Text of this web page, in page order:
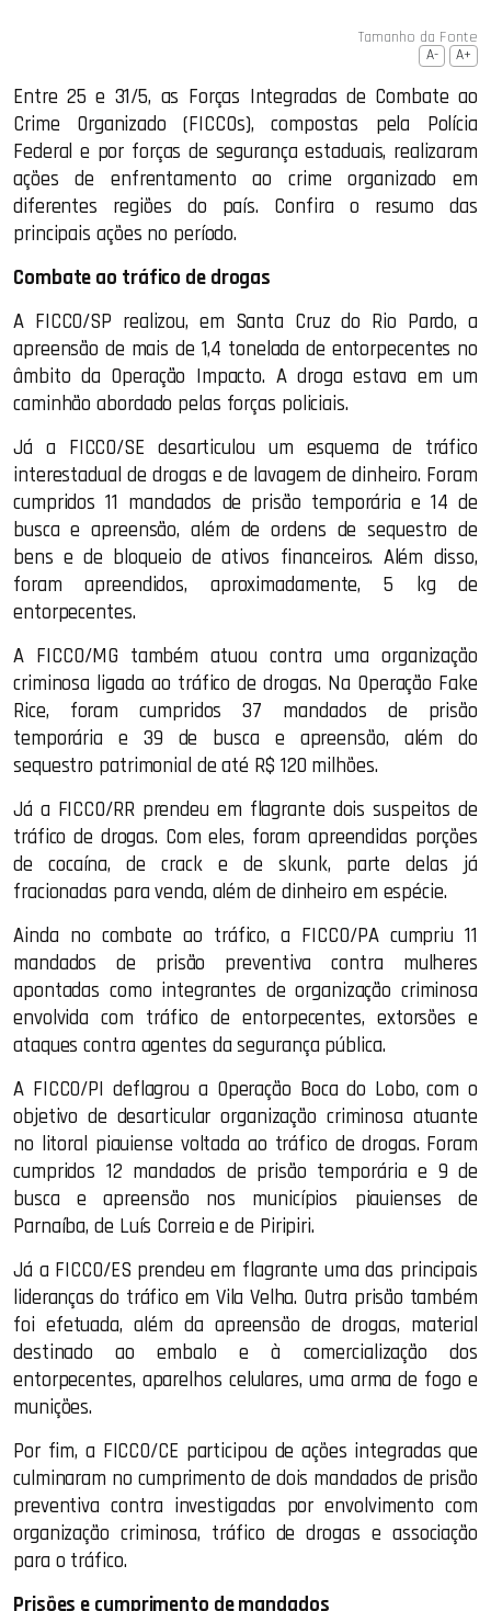
Tamanho da Fonte
A- A+
Entre 25 e 31/5, as Forças Integradas de Combate ao
Crime Organizado (FICCOs), compostas pela Polícia
Federal e por forças de segurança estaduais, realizaram
ações de enfrentamento ao crime organizado em
diferentes regiões do país. Confira o resumo das
principais ações no período.
Combate ao tráfico de drogas
A FICCO/SP realizou, em Santa Cruz do Rio Pardo, a
apreensão de mais de 1,4 tonelada de entorpecentes no
âmbito da Operação Impacto. A droga estava em um
caminhão abordado pelas forças policiais.
Já a FICCO/SE desarticulou um esquema de tráfico
interestadual de drogas e de lavagem de dinheiro. Foram
cumpridos 11 mandados de prisão temporária e 14 de
busca e apreensão, além de ordens de sequestro de
bens e de bloqueio de ativos financeiros. Além disso,
foram apreendidos, aproximadamente, 5 kg de
entorpecentes.
A FICCO/MG também atuou contra uma organização
criminosa ligada ao tráfico de drogas. Na Operação Fake
Rice, foram cumpridos 37 mandados de prisão
temporária e 39 de busca e apreensão, além do
sequestro patrimonial de até R$ 120 milhões.
Já a FICCO/RR prendeu em flagrante dois suspeitos de
tráfico de drogas. Com eles, foram apreendidas porções
de cocaína, de crack e de skunk, parte delas já
fracionadas para venda, além de dinheiro em espécie.
Ainda no combate ao tráfico, a FICCO/PA cumpriu 11
mandados de prisão preventiva contra mulheres
apontadas como integrantes de organização criminosa
envolvida com tráfico de entorpecentes, extorsões e
ataques contra agentes da segurança pública.
A FICCO/PI deflagrou a Operação Boca do Lobo, com o
objetivo de desarticular organização criminosa atuante
no litoral piauiense voltada ao tráfico de drogas. Foram
cumpridos 12 mandados de prisão temporária e 9 de
busca e apreensão nos municípios piauienses de
Parnaíba, de Luís Correia e de Piripiri.
Já a FICCO/ES prendeu em flagrante uma das principais
lideranças do tráfico em Vila Velha. Outra prisão também
foi efetuada, além da apreensão de drogas, material
destinado ao embalo e à comercialização dos
entorpecentes, aparelhos celulares, uma arma de fogo e
munições.
Por fim, a FICCO/CE participou de ações integradas que
culminaram no cumprimento de dois mandados de prisão
preventiva contra investigadas por envolvimento com
organização criminosa, tráfico de drogas e associação
para o tráfico.
Prisões e cumprimento de mandados